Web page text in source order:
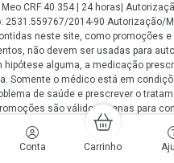
Conta Carrinho
CRF 40.354 | 24 horas|
2531.559767/2014-90 Autorização/
neste site, como promoções
não devem ser usadas para
hipótese alguma, a medicação
Somente o médico está em
de saúde e prescrever o
são válidos apenas para
em nosso site são meramente
sujeitos a alterações no decorrer
vendas apenas em lojas físicas ou